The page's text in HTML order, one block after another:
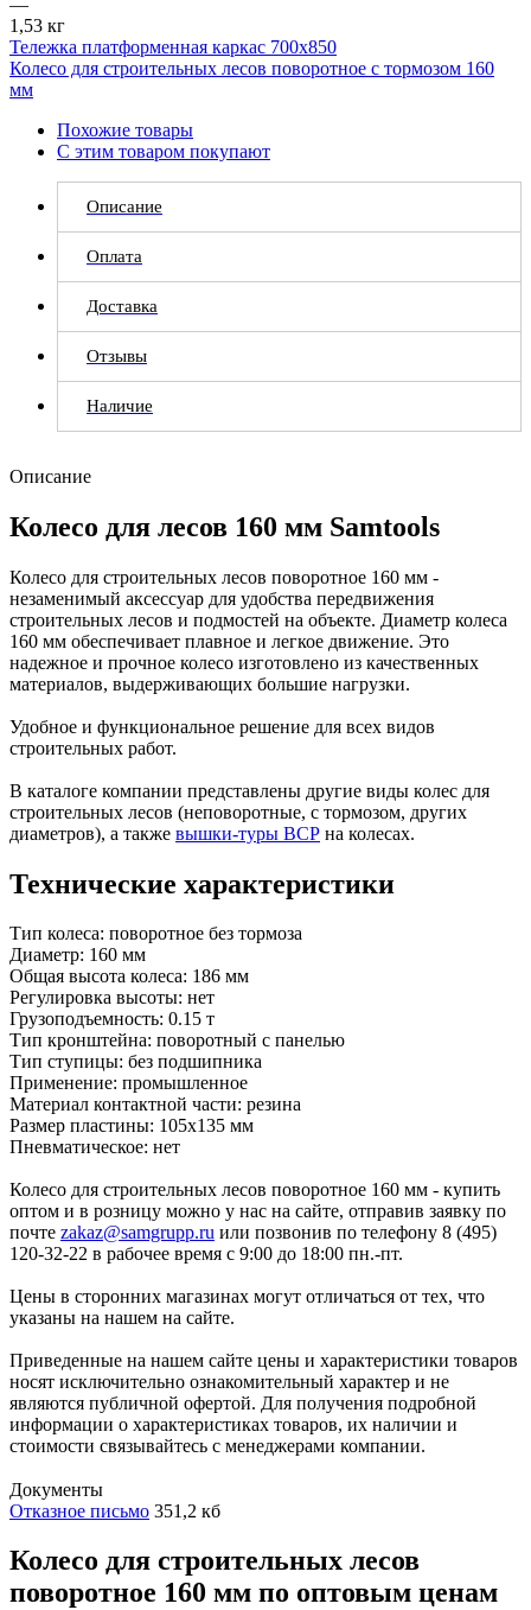
1,53 кг
Тележка платформенная каркас 700х850
Колесо для строительных лесов поворотное с тормозом 160
мм
Похожие товары
С этим товаром покупают
Описание
Оплата
Доставка
Отзывы
Наличие
Описание
Колесо для лесов 160 мм Samtools
Колесо для строительных лесов поворотное 160 мм -
незаменимый аксессуар для удобства передвижения
строительных лесов и подмостей на объекте. Диаметр колеса
160 мм обеспечивает плавное и легкое движение. Это
надежное и прочное колесо изготовлено из качественных
материалов, выдерживающих большие нагрузки.
Удобное и функциональное решение для всех видов
строительных работ.
В каталоге компании представлены другие виды колес для
строительных лесов (неповоротные, с тормозом, других
диаметров), а также вышки-туры ВСР на колесах.
Технические характеристики
Тип колеса: поворотное без тормоза
Диаметр: 160 мм
Общая высота колеса: 186 мм
Регулировка высоты: нет
Грузоподъемность: 0.15 т
Тип кронштейна: поворотный с панелью
Тип ступицы: без подшипника
Применение: промышленное
Материал контактной части: резина
Размер пластины: 105х135 мм
Пневматическое: нет
Колесо для строительных лесов поворотное 160 мм - купить
оптом и в розницу можно у нас на сайте, отправив заявку по
почте zakaz@samgrupp.ru или позвонив по телефону 8 (495)
120-32-22 в рабочее время с 9:00 до 18:00 пн.-пт.
Цены в сторонних магазинах могут отличаться от тех, что
указаны на нашем на сайте.
Приведенные на нашем сайте цены и характеристики товаров
носят исключительно ознакомительный характер и не
являются публичной офертой. Для получения подробной
информации о характеристиках товаров, их наличии и
стоимости связывайтесь с менеджерами компании.
Документы
Отказное письмо 351,2 кб
Колесо для строительных лесов
поворотное 160 мм по оптовым ценам